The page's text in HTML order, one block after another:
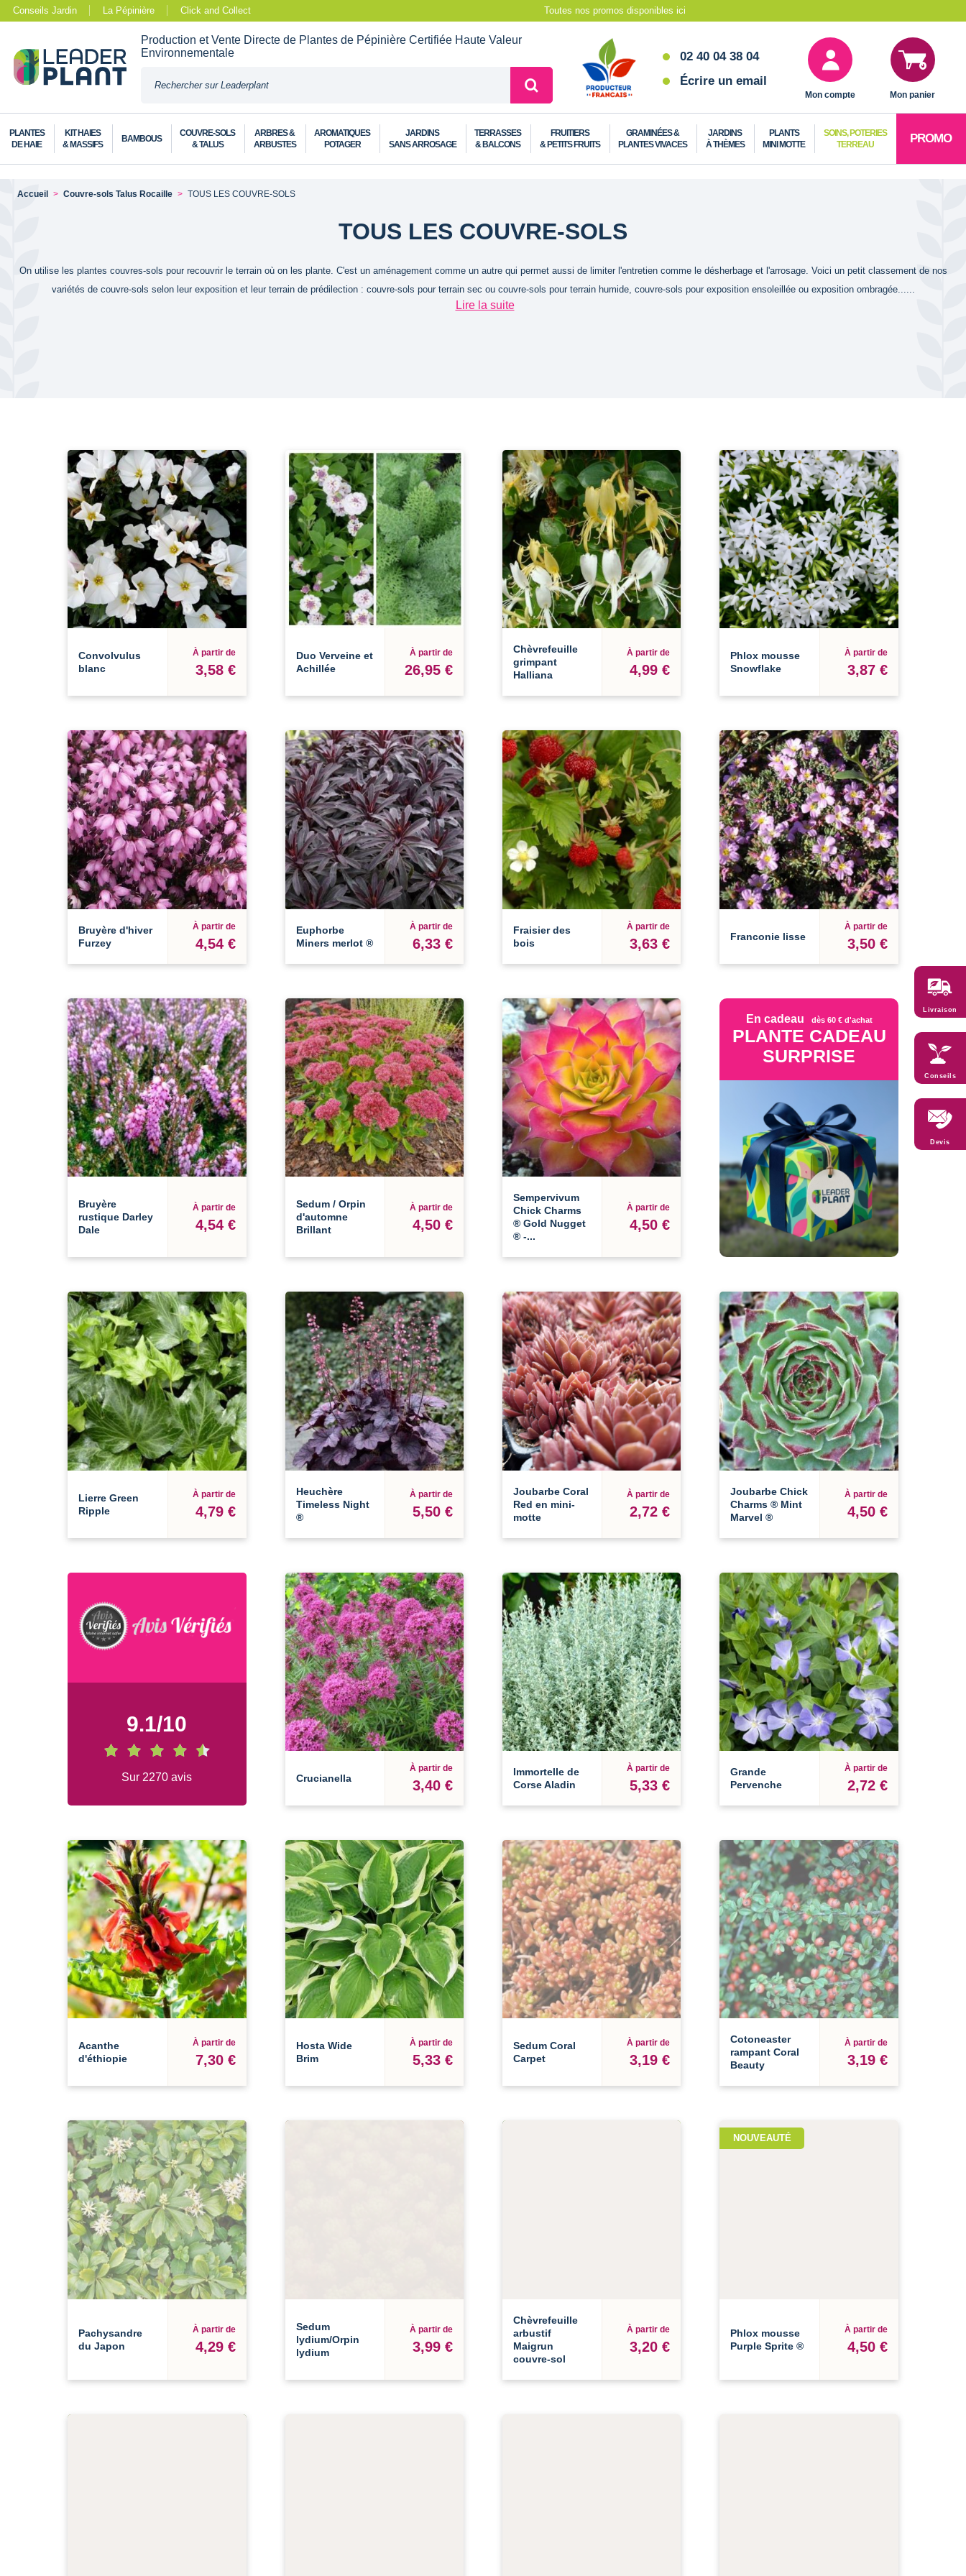
Conseils Jardin La Pépinière Click and Collect Toutes nos promos disponibles ici
Production et Vente Directe de Plantes de Pépinière Certifiée Haute Valeur
Environnementale
02 40 04 38 04
Écrire un email
Mon compte Mon panier
PLANTES
DE HAIE
KIT HAIES
& MASSIFS
BAMBOUS
COUVRE-SOLS
& TALUS
ARBRES &
ARBUSTES
AROMATIQUES
POTAGER
JARDINS
SANS ARROSAGE
TERRASSES
& BALCONS
FRUITIERS
& PETITS FRUITS
GRAMINÉES &
PLANTES VIVACES
JARDINS
À THÈMES
PLANTS
MINI MOTTE
SOINS, POTERIES
TERREAU
PROMO
Accueil Couvre-sols Talus Rocaille TOUS LES COUVRE-SOLS
TOUS LES COUVRE-SOLS
On utilise les plantes couvres-sols pour recouvrir le terrain où on les plante. C'est un aménagement comme un autre qui permet aussi de limiter l'entretien comme le désherbage et l'arrosage. Voici un petit classement de nos
variétés de couvre-sols selon leur exposition et leur terrain de prédilection : couvre-sols pour terrain sec ou couvre-sols pour terrain humide, couvre-sols pour exposition ensoleillée ou exposition ombragée......
Lire la suite
Convolvulus
blanc
À partir de
3,58 €
Duo Verveine et
Achillée
À partir de
26,95 €
Chèvrefeuille
grimpant
Halliana
À partir de
4,99 €
Phlox mousse
Snowflake
À partir de
3,87 €
Bruyère d'hiver
Furzey
À partir de
4,54 €
Euphorbe
Miners merlot ®
À partir de
6,33 €
Fraisier des
bois
À partir de
3,63 € Franconie lisse
À partir de
3,50 €
Bruyère
rustique Darley
Dale
À partir de
4,54 €
Sedum / Orpin
d'automne
Brillant
À partir de
4,50 €
Sempervivum
Chick Charms
® Gold Nugget
® -...
À partir de
4,50 €
En cadeau dès 60 € d'achat
PLANTE CADEAU
SURPRISE
Lierre Green
Ripple
À partir de
4,79 €
Heuchère
Timeless Night
®
À partir de
5,50 €
Joubarbe Coral
Red en mini-
motte
À partir de
2,72 €
Joubarbe Chick
Charms ® Mint
Marvel ®
À partir de
4,50 €
9.1/10
Sur 2270 avis Crucianella
À partir de
3,40 €
Immortelle de
Corse Aladin
À partir de
5,33 €
Grande
Pervenche
À partir de
2,72 €
Acanthe
d'éthiopie
À partir de
7,30 €
Hosta Wide
Brim
À partir de
5,33 €
Sedum Coral
Carpet
À partir de
3,19 €
Cotoneaster
rampant Coral
Beauty
À partir de
3,19 €
Pachysandre
du Japon
À partir de
4,29 €
Sedum
lydium/Orpin
lydium
À partir de
3,99 €
Chèvrefeuille
arbustif
Maigrun
couvre-sol
À partir de
3,20 €
NOUVEAUTÉ
Phlox mousse
Purple Sprite ®
À partir de
4,50 €
Livraison
Conseils
Devis